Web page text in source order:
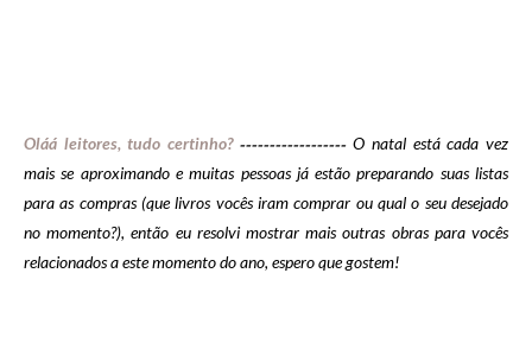
Oláá leitores, tudo certinho? ------------------O natal está cada vez
mais se aproximando e muitas pessoas já estão preparando suas listas
para as compras (que livros vocês iram comprar ou qual o seu desejado
no momento?), então eu resolvi mostrar mais outras obras para vocês
relacionados a este momento do ano, espero que gostem!